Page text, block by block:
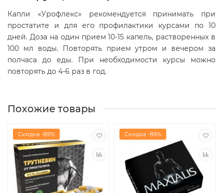
Капли «Урофлекс» рекомендуется принимать при
простатите и для его профилактики курсами по 10
дней. Доза на один прием 10-15 капель, растворенных в
100 мл воды. Повторять прием утром и вечером за
полчаса до еды. При необходимости курсы можно
повторять до 4-6 раз в год.
Похожие товары
Скидка -89% Скидка -89%